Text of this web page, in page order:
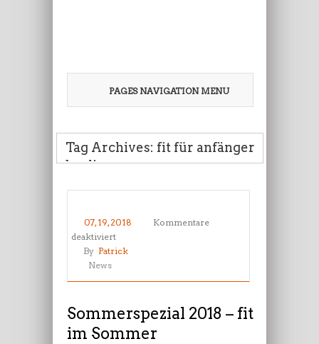
PAGES NAVIGATION MENU
Tag Archives: fit für anfänger
berlin
07, 19, 2018
Kommentare
deaktiviertfür
Sommerspezial
–
Sommer
By Patrick
News
Sommerspezial 2018 – fit
im Sommer